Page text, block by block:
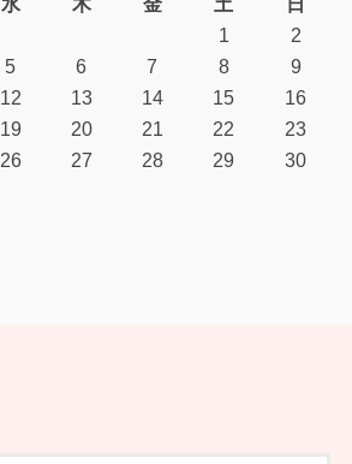
1
2
5 6 7 8
9
12 13 14 15
16
19 20 21 22
23
26 27 28 29
30